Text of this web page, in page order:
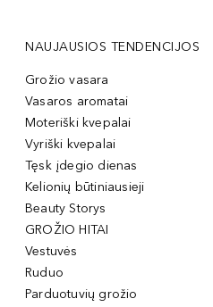
NAUJAUSIOS TENDENCIJOS
Grožio vasara
Vasaros aromatai
Moteriški kvepalai
Vyriški kvepalai
Tęsk įdegio dienas
Kelionių būtiniausieji
Beauty Storys
GROŽIO HITAI
Vestuvės
Ruduo
Parduotuvių grožio